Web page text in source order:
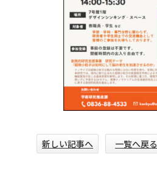
新しい記事へ 一覧へ戻る